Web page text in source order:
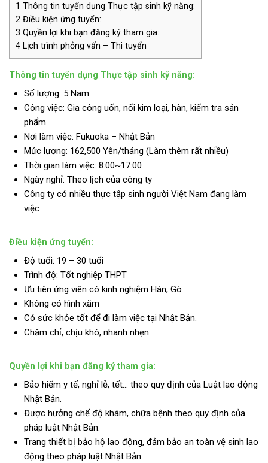
1 Thông tin tuyển dụng Thực tập sinh kỹ năng:
2 Điều kiện ứng tuyển:
3 Quyền lợi khi bạn đăng ký tham gia:
4 Lịch trình phỏng vấn – Thi tuyển
Thông tin tuyển dụng Thực tập sinh kỹ năng:
Số lượng: 5 Nam
Công việc: Gia công uốn, nối kim loại, hàn, kiểm tra sản
phẩm
Nơi làm việc: Fukuoka – Nhật Bản
Mức lương: 162,500 Yên/tháng (Làm thêm rất nhiều)
Thời gian làm việc: 8:00~17:00
Ngày nghỉ: Theo lịch của công ty
Công ty có nhiều thực tập sinh người Việt Nam đang làm
việc
Điều kiện ứng tuyển:
Độ tuổi: 19 – 30 tuổi
Trình độ: Tốt nghiệp THPT
Ưu tiên ứng viên có kinh nghiệm Hàn, Gò
Không có hình xăm
Có sức khỏe tốt để đi làm việc tại Nhật Bản.
Chăm chỉ, chịu khó, nhanh nhẹn
Quyền lợi khi bạn đăng ký tham gia:
Bảo hiểm y tế, nghỉ lễ, tết… theo quy định của Luật lao động
Nhật Bản.
Được hưởng chế độ khám, chữa bệnh theo quy định của
pháp luật Nhật Bản.
Trang thiết bị bảo hộ lao động, đảm bảo an toàn vệ sinh lao
động theo pháp luật Nhật Bản.